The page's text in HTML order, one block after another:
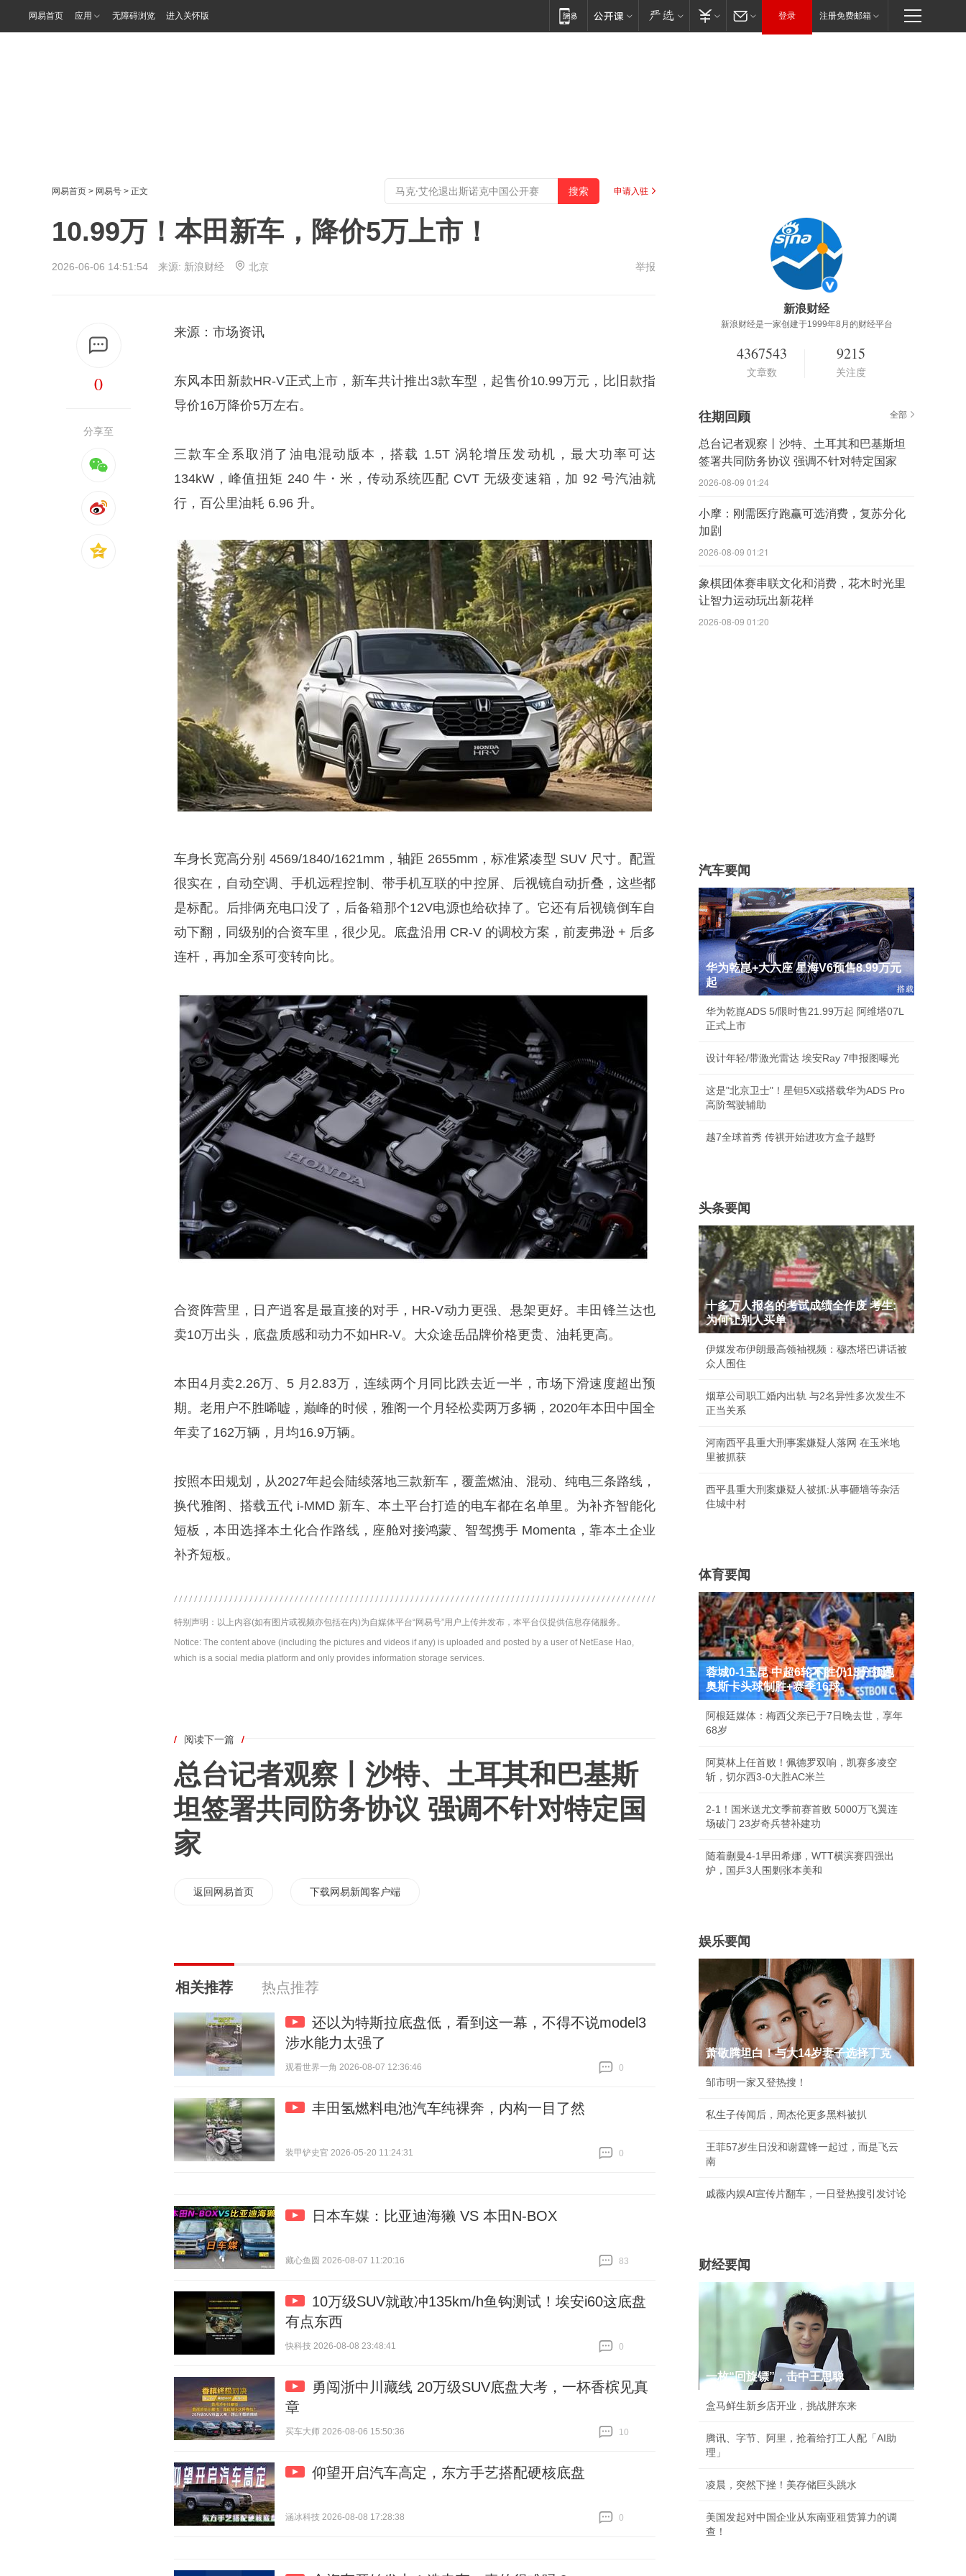
网易首页 应用 无障碍浏览 进入关怀版 登录 注册免费邮箱
网易首页 > 网易号 > 正文 申请入驻
10.99万！本田新车，降价5万上市！
2026-06-06 14:51:54 来源: 新浪财经 北京 举报
0
分享至
来源：市场资讯
东风本田新款HR-V正式上市，新车共计推出3款车型，起售价10.99万元，比旧款指
导价16万降价5万左右。
三款车全系取消了油电混动版本，搭载 1.5T 涡轮增压发动机，最大功率可达
134kW，峰值扭矩 240 牛・米，传动系统匹配 CVT 无级变速箱，加 92 号汽油就
行，百公里油耗 6.96 升。
车身长宽高分别 4569/1840/1621mm，轴距 2655mm，标准紧凑型 SUV 尺寸。配置
很实在，自动空调、手机远程控制、带手机互联的中控屏、后视镜自动折叠，这些都
是标配。后排俩充电口没了，后备箱那个12V电源也给砍掉了。它还有后视镜倒车自
动下翻，同级别的合资车里，很少见。底盘沿用 CR-V 的调校方案，前麦弗逊 + 后多
连杆，再加全系可变转向比。
合资阵营里，日产逍客是最直接的对手，HR-V动力更强、悬架更好。丰田锋兰达也
卖10万出头，底盘质感和动力不如HR-V。大众途岳品牌价格更贵、油耗更高。
本田4月卖2.26万、5 月2.83万，连续两个月同比跌去近一半，市场下滑速度超出预
期。老用户不胜唏嘘，巅峰的时候，雅阁一个月轻松卖两万多辆，2020年本田中国全
年卖了162万辆，月均16.9万辆。
按照本田规划，从2027年起会陆续落地三款新车，覆盖燃油、混动、纯电三条路线，
换代雅阁、搭载五代 i-MMD 新车、本土平台打造的电车都在名单里。为补齐智能化
短板，本田选择本土化合作路线，座舱对接鸿蒙、智驾携手 Momenta，靠本土企业
补齐短板。
特别声明：以上内容(如有图片或视频亦包括在内)为自媒体平台“网易号”用户上传并发布，本平台仅提供信息存储服务。
Notice: The content above (including the pictures and videos if any) is uploaded and posted by a user of NetEase Hao,
which is a social media platform and only provides information storage services.
/ 阅读下一篇 /
总台记者观察丨沙特、土耳其和巴基斯
坦签署共同防务协议 强调不针对特定国
家
返回网易首页 下载网易新闻客户端
相关推荐 热点推荐
还以为特斯拉底盘低，看到这一幕，不得不说model3
涉水能力太强了
观看世界一角 2026-08-07 12:36:46
0
丰田氢燃料电池汽车纯裸奔，内构一目了然
装甲铲史官 2026-05-20 11:24:31
0
日本车媒：比亚迪海獭 VS 本田N-BOX
藏心鱼圆 2026-08-07 11:20:16
83
10万级SUV就敢冲135km/h鱼钩测试！埃安i60这底盘
有点东西
快科技 2026-08-08 23:48:41
0
勇闯浙中川藏线 20万级SUV底盘大考，一杯香槟见真
章
买车大师 2026-08-06 15:50:36
10
仰望开启汽车高定，东方手艺搭配硬核底盘
涵冰科技 2026-08-08 17:28:38
0
新浪财经
新浪财经是一家创建于1999年8月的财经平台
4367543
文章数
9215
关注度
往期回顾 全部
总台记者观察丨沙特、土耳其和巴基斯坦
签署共同防务协议 强调不针对特定国家
2026-08-09 01:24
小摩：刚需医疗跑赢可选消费，复苏分化
加剧
2026-08-09 01:21
象棋团体赛串联文化和消费，花木时光里
让智力运动玩出新花样
2026-08-09 01:20
汽车要闻
华为乾崑+大六座 星海V6预售8.99万元
起
华为乾崑ADS 5/限时售21.99万起 阿维塔07L
正式上市
设计年轻/带激光雷达 埃安Ray 7申报图曝光
这是"北京卫士"！星钽5X或搭载华为ADS Pro
高阶驾驶辅助
越7全球首秀 传祺开始进攻方盒子越野
头条要闻
十多万人报名的考试成绩全作废 考生:
为何让别人买单
伊媒发布伊朗最高领袖视频：穆杰塔巴讲话被
众人围住
烟草公司职工婚内出轨 与2名异性多次发生不
正当关系
河南西平县重大刑事案嫌疑人落网 在玉米地
里被抓获
西平县重大刑案嫌疑人被抓:从事砸墙等杂活
住城中村
体育要闻
蓉城0-1玉昆 中超6轮不胜仍13分领跑
奥斯卡头球制胜+赛季16球
阿根廷媒体：梅西父亲已于7日晚去世，享年
68岁
阿莫林上任首败！佩德罗双响，凯赛多凌空
斩，切尔西3-0大胜AC米兰
2-1！国米送尤文季前赛首败 5000万飞翼连
场破门 23岁奇兵替补建功
随着蒯曼4-1早田希娜，WTT横滨赛四强出
炉，国乒3人围剿张本美和
娱乐要闻
萧敬腾坦白！与大14岁妻子选择丁克
邹市明一家又登热搜！
私生子传闻后，周杰伦更多黑料被扒
王菲57岁生日没和谢霆锋一起过，而是飞云
南
戚薇内娱AI宣传片翻车，一日登热搜引发讨论
财经要闻
一枚“回旋镖”，击中王思聪
盒马鲜生新乡店开业，挑战胖东来
腾讯、字节、阿里，抢着给打工人配「AI助
理」
凌晨，突然下挫！美存储巨头跳水
美国发起对中国企业从东南亚租赁算力的调
查！